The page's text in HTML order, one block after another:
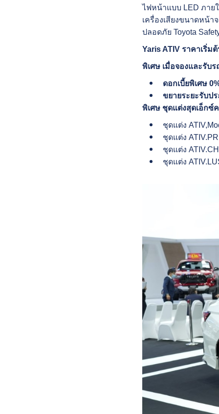
ไฟหน้าแบบ LED ภาย
เครื่องเสียงขนาดหน้า
ปลอดภัย Toyota
Yaris ATIV ราคาเริ่ม
พิเศษ เมื่อจองและรับ
ดอกเบี้ยพิเศษ
ขยายระยะรับป
พิเศษ ชุดแต่งสุดเอ็กซ์
ชุดแต่ง
ชุดแต่ง
ชุดแต่ง
ชุดแต่ง